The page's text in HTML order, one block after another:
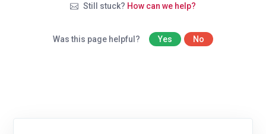
Still stuck? How can we help?
Was this page helpful? Yes No